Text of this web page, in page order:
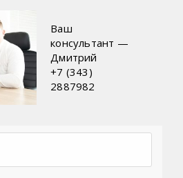
Ваш
консультант —
Дмитрий
+7 (343)
2887982